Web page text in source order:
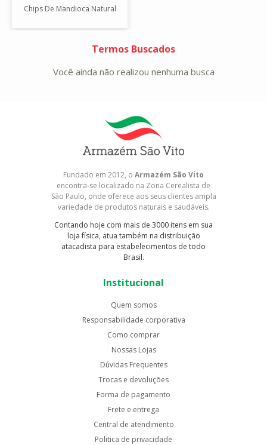
Chips De Mandioca Natural
Termos Buscados
Você ainda não realizou nenhuma busca
Fundado em 2012, o Armazém São Vito
encontra-se localizado na Zona Cerealista de
São Paulo, onde oferece aos seus clientes ampla
variedade de produtos naturais e saudáveis.
Contando hoje com mais de 3000 itens em sua
loja física, atua também na distribuição
atacadista para estabelecimentos de todo
Brasil.
Institucional
Quem somos
Responsabilidade corporativa
Como comprar
Nossas Lojas
Dúvidas Frequentes
Trocas e devoluções
Forma de pagamento
Frete e entrega
Central de atendimento
Politica de privacidade